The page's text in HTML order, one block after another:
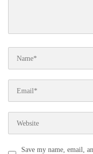
Save my name, email,